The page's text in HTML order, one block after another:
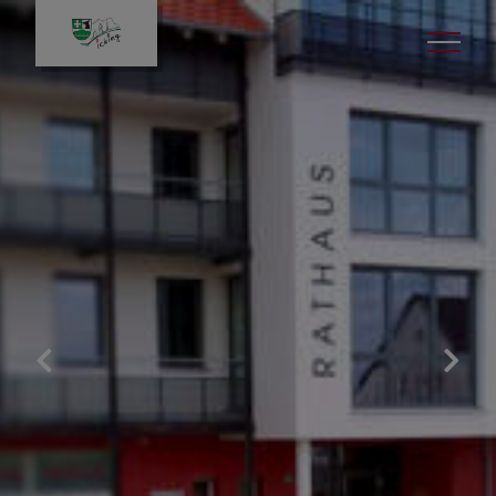
Leben in Icking
Veranstaltungen
Kinder & Jugend
Bildung & Kultur